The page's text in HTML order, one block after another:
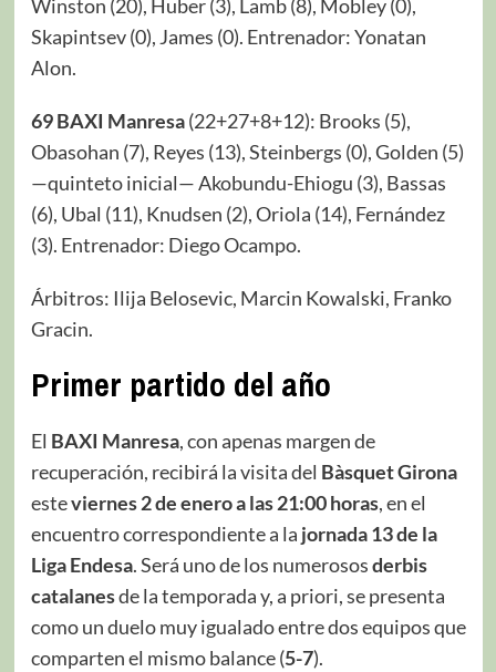
Winston (20), Huber (3), Lamb (8), Mobley (0),
Skapintsev (0), James (0). Entrenador: Yonatan
Alon.
69 BAXI Manresa(22+27+8+12): Brooks (5),
Obasohan (7), Reyes (13), Steinbergs (0), Golden (5)
—quinteto inicial— Akobundu-Ehiogu (3), Bassas
(6), Ubal (11), Knudsen (2), Oriola (14), Fernández
(3). Entrenador: Diego Ocampo.
Árbitros: Ilija Belosevic, Marcin Kowalski, Franko
Gracin.
Primer partido del año
El BAXI Manresa, con apenas margen de
recuperación, recibirá la visita del Bàsquet Girona
esteviernes 2 de enero a las 21:00 horas, en el
encuentro correspondiente a la jornada 13 de la
Liga Endesa. Será uno de los numerososderbis
catalanesde la temporada y, a priori, se presenta
como un duelo muy igualado entre dos equipos que
comparten el mismo balance (5-7).